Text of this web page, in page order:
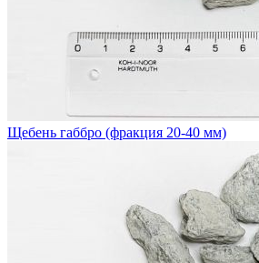
Щебень габбро (фракция 20-40 мм)